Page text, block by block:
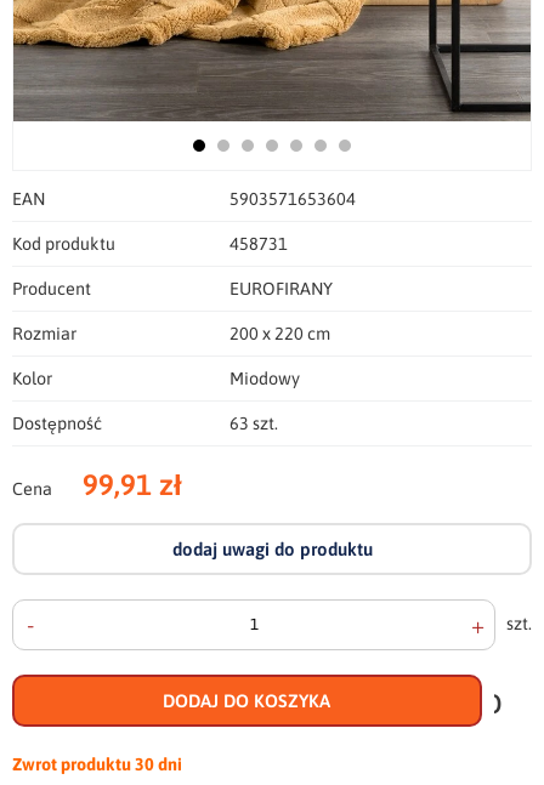
EAN 5903571653604
Kod produktu 458731
Producent EUROFIRANY
Rozmiar 200 x 220 cm
Kolor Miodowy
Dostępność 63 szt.
Cena 99,91 zł
dodaj uwagi do produktu
- + szt.
DODAJ DO KOSZYKA
do
Zwrot produktu30 dni